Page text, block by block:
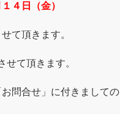
４日（金）
て頂きます。
せて頂きます。
問合せ」に付きましての